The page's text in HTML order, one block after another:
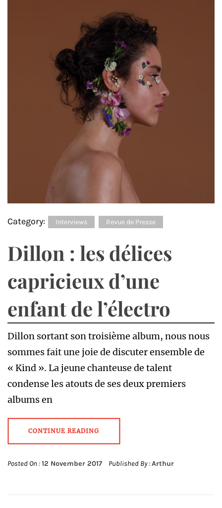
Category: Interviews Revue de Presse
Dillon : les délices
capricieux d’une
enfant de l’électro
Dillon sortant son troisième album, nous nous
sommes fait une joie de discuter ensemble de
« Kind ». La jeune chanteuse de talent
condense les atouts de ses deux premiers
albums en
CONTINUE READING
Posted On :12 November 2017 Published By :Arthur